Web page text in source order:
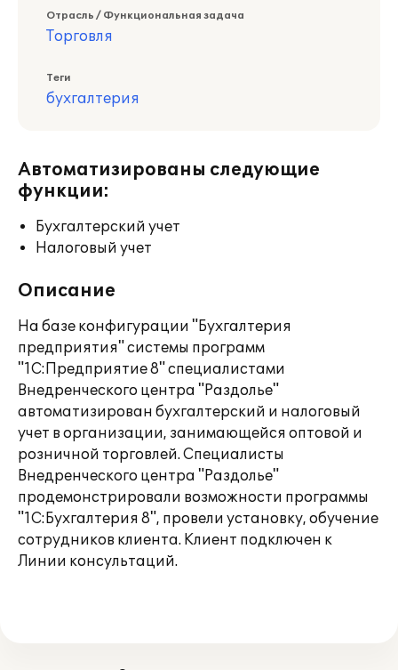
Отрасль / Функциональная задача
Торговля
Теги
бухгалтерия
Автоматизированы следующие
функции:
Бухгалтерский учет
Налоговый учет
Описание
На базе конфигурации "Бухгалтерия
предприятия" системы программ
"1С:Предприятие 8" специалистами
Внедренческого центра "Раздолье"
автоматизирован бухгалтерский и налоговый
учет в организации, занимающейся оптовой и
розничной торговлей. Специалисты
Внедренческого центра "Раздолье"
продемонстрировали возможности программы
"1С:Бухгалтерия 8", провели установку, обучение
сотрудников клиента. Клиент подключен к
Линии консультаций.